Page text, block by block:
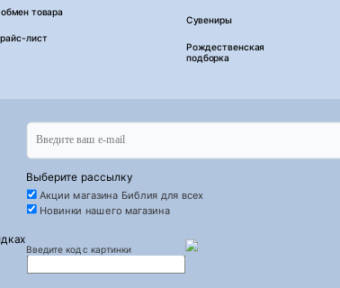
товара
лист
Сувениры
Рождественская
подборка
Выберите рассылку
Акции магазина Библия для всех
Новинки нашего магазина
Введите код с картинки